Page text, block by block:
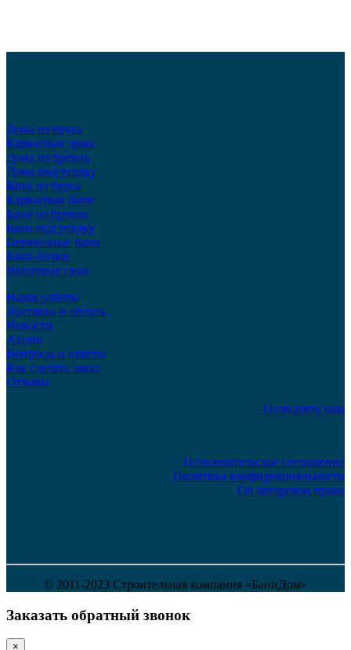
Дома из бруса
Каркасные дома
Дома из бревна
Дома под усадку
Бани из бруса
Каркасные бани
Бани из бревна
Бани под усадку
Перевозные бани
Бани-бочки
Винтовые сваи
Наши работы
Доставка и оплата
Новости
Акции
Вопросы и ответы
Как сделать заказ
Отзывы
Позвонить нам
Пользовательское соглашение
Политика конфиденциальности
Об авторском праве
© 2011-2023 Строительная компания «БаниДом»
Заказать обратный звонок
×